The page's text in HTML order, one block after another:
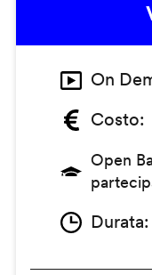
On
Costo
Open
Durata